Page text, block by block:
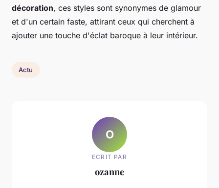
décoration, ces styles sont synonymes de glamour
et d'un certain faste, attirant ceux qui cherchent à
ajouter une touche d'éclat baroque à leur intérieur.
Actu
O
ECRIT PAR
ozanne